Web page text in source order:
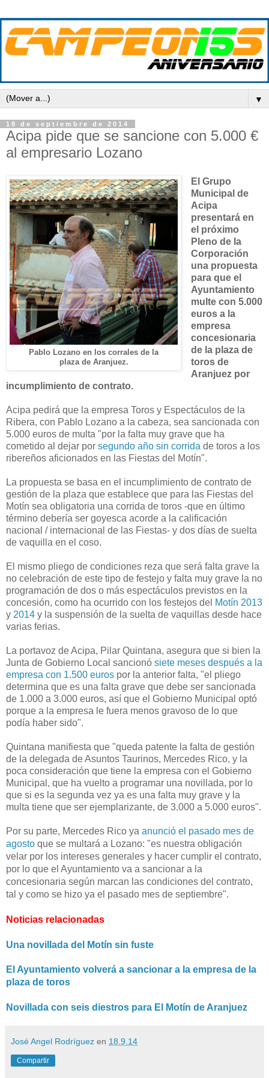
▼
18 de septiembre de 2014
Acipa pide que se sancione con 5.000 €
al empresario Lozano
Pablo Lozano en los corrales de la
plaza de Aranjuez.
El Grupo
Municipal de
Acipa
presentará en
el próximo
Pleno de la
Corporación
una propuesta
para que el
Ayuntamiento
multe con 5.000
euros a la
empresa
concesionaria
de la plaza de
toros de
Aranjuez por
incumplimiento de contrato.
Acipa pedirá que la empresa Toros y Espectáculos de la
Ribera, con Pablo Lozano a la cabeza, sea sancionada con
5.000 euros de multa "por la falta muy grave que ha
cometido al dejar por segundo año sin corrida de toros a los
ribereños aficionados en las Fiestas del Motín".
La propuesta se basa en el incumplimiento de contrato de
gestión de la plaza que establece que para las Fiestas del
Motín sea obligatoria una corrida de toros -que en último
término debería ser goyesca acorde a la calificación
nacional / internacional de las Fiestas- y dos días de suelta
de vaquilla en el coso.
El mismo pliego de condiciones reza que será falta grave la
no celebración de este tipo de festejo y falta muy grave la no
programación de dos o más espectáculos previstos en la
concesión, como ha ocurrido con los festejos del Motín 2013
y 2014 y la suspensión de la suelta de vaquillas desde hace
varias ferias.
La portavoz de Acipa, Pilar Quintana, asegura que si bien la
Junta de Gobierno Local sancionó siete meses después a la
empresa con 1.500 euros por la anterior falta, "el pliego
determina que es una falta grave que debe ser sancionada
de 1.000 a 3.000 euros, así que el Gobierno Municipal optó
porque a la empresa le fuera menos gravoso de lo que
podía haber sido".
Quintana manifiesta que "queda patente la falta de gestión
de la delegada de Asuntos Taurinos, Mercedes Rico, y la
poca consideración que tiene la empresa con el Gobierno
Municipal, que ha vuelto a programar una novillada, por lo
que si es la segunda vez ya es una falta muy grave y la
multa tiene que ser ejemplarizante, de 3.000 a 5.000 euros".
Por su parte, Mercedes Rico ya anunció el pasado mes de
agosto que se multará a Lozano: "es nuestra obligación
velar por los intereses generales y hacer cumplir el contrato,
por lo que el Ayuntamiento va a sancionar a la
concesionaria según marcan las condiciones del contrato,
tal y como se hizo ya el pasado mes de septiembre".
Noticias relacionadas
Una novillada del Motín sin fuste
El Ayuntamiento volverá a sancionar a la empresa de la
plaza de toros
Novillada con seis diestros para El Motín de Aranjuez
José Angel Rodríguez en 18.9.14
Compartir